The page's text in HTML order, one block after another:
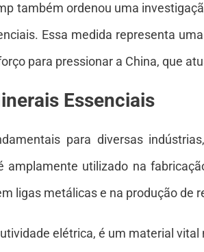
também ordenou uma
Essa medida representa
para pressionar a China, que
Essenciais
para diversas
amplamente utilizado na
ligas metálicas e na produção de
elétrica, é um material